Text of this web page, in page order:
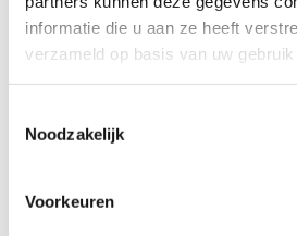
informatie die u aan ze heeft
verzameld op basis van uw
Noodzakelijk
Voorkeuren